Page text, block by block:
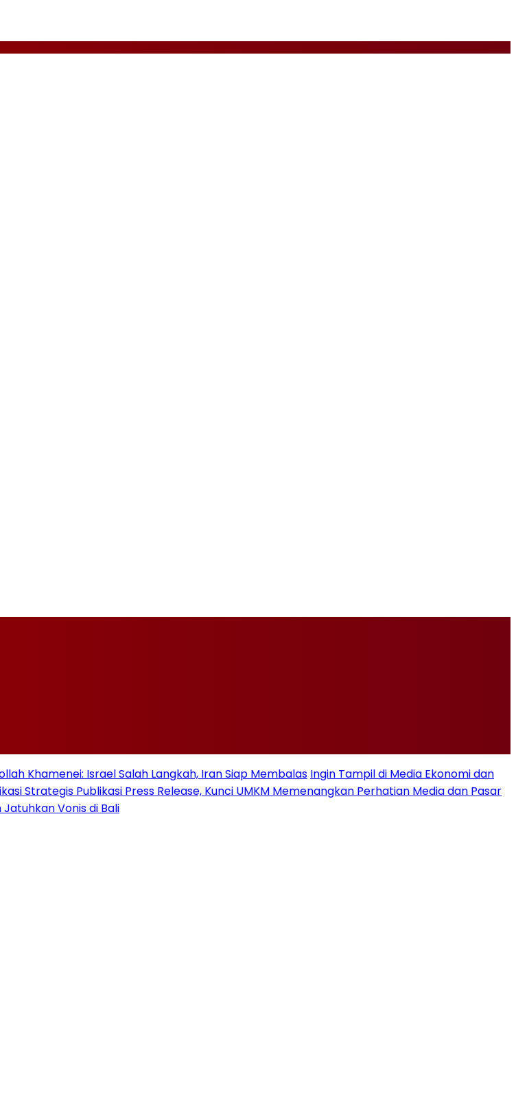
Khamenei: Israel Salah Langkah, Iran Siap Membalas Ingin Tampil di Media Ekonomi dan
Strategis Publikasi Press Release, Kunci UMKM Memenangkan Perhatian Media dan Pasar
Vonis di Bali